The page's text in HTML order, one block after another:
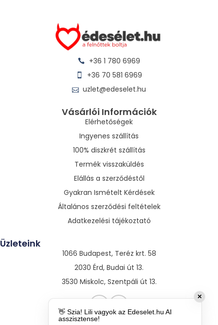
+36 1 780 6969
+36 70 581 6969
uzlet@edeselet.hu
Vásárlói Információk
Elérhetőségek
Ingyenes szállítás
100% diszkrét szállítás
Termék visszaküldés
Elállás a szerződéstől
Gyakran Ismételt Kérdések
Általános szerződési feltételek
Adatkezelési tájékoztató
Üzleteink
1066 Budapest, Teréz krt. 58
2030 Érd, Budai út 13.
3530 Miskolc, Szentpáli út 13.
✕
👋 Szia! Lili vagyok az Edeselet.hu AI
asszisztense!